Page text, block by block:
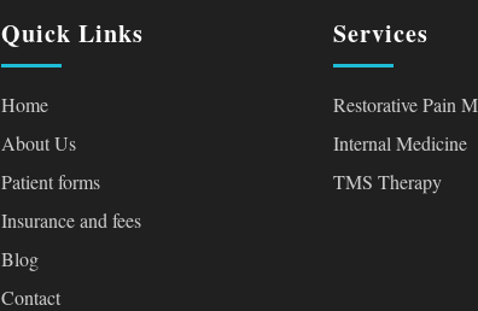
Quick Links
Home
About Us
Patient forms
Insurance and fees
Blog
Contact
Services
Restorative Pain
Internal Medicine
TMS Therapy